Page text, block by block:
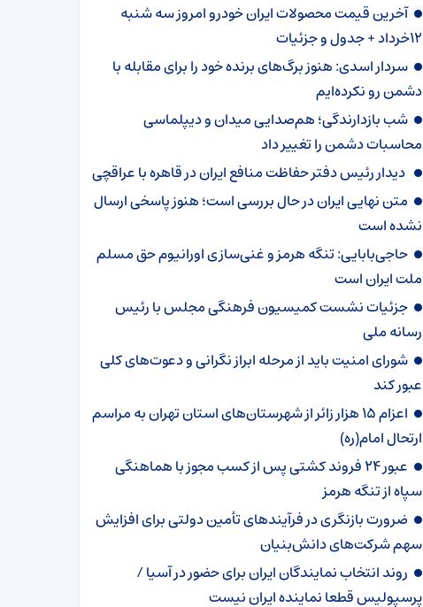
آخرین قیمت محصولات ایران خودرو امروز سه شنبه
12خرداد + جدول و جزئیات
سردار اسدی: هنوز برگ‌های برنده خود را برای مقابله با
دشمن رو نکرده‌ایم
شب بازدارندگی؛ هم‌صدایی میدان و دیپلماسی
محاسبات دشمن را تغییر داد
دیدار رئیس دفتر حفاظت منافع ایران در قاهره با عراقچی
متن نهایی ایران در حال بررسی است؛ هنوز پاسخی ارسال
نشده است
حاجی‌بابایی: تنگه هرمز و غنی‌سازی اورانیوم حق مسلم
ملت ایران است
جزئیات نشست کمیسیون فرهنگی مجلس با رئیس
رسانه ملی
شورای امنیت باید از مرحله ابراز نگرانی و دعوت‌های کلی
عبور کند
اعزام ۱۵ هزار زائر از شهرستان‌های استان تهران به مراسم
ارتحال امام(ره)
عبور ۲۴ فروند کشتی پس از کسب مجوز با هماهنگی
سپاه از تنگه هرمز
ضرورت بازنگری در فرآیندهای تأمین دولتی برای افزایش
سهم شرکت‌های دانش‌بنیان
روند انتخاب نمایندگان ایران برای حضور در آسیا /
پرسپولیس قطعا نماینده ایران نیست